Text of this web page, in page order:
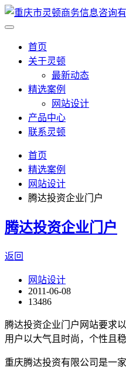
首页
关于灵顿
最新动态
精选案例
网站设计
产品中心
联系灵顿
首页
精选案例
网站设计
腾达投资企业门户
腾达投资企业门户
返回
网站设计
2011-06-08
13486
腾达投资企业门户网站要求
用户以大气且时尚，个性且
重庆腾达投资有限公司是一